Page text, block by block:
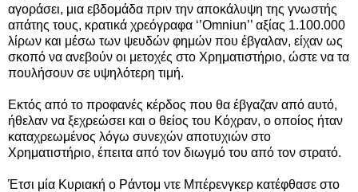
αγοράσει, μια εβδομάδα πριν την αποκάλυψη της γνωστής
απάτης τους, κρατικά χρεόγραφα ‘’Omniun’’ αξίας 1.100.000
λίρων και μέσω των ψευδών φημών που έβγαλαν, είχαν ως
σκοπό να ανεβούν οι μετοχές στο Χρηματιστήριο, ώστε να τα
πουλήσουν σε υψηλότερη τιμή.
Εκτός από το προφανές κέρδος που θα έβγαζαν από αυτό,
ήθελαν να ξεχρεώσει και ο θείος του Κόχραν, ο οποίος ήταν
καταχρεωμένος λόγω συνεχών αποτυχιών στο
Χρηματιστήριο, έπειτα από τον διωγμό του από τον στρατό.
Έτσι μία Κυριακή ο Ράντομ ντε Μπέρενγκερ κατέφθασε στο